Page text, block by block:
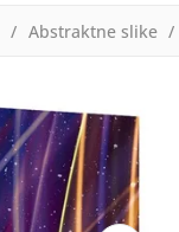
Abstraktne slike